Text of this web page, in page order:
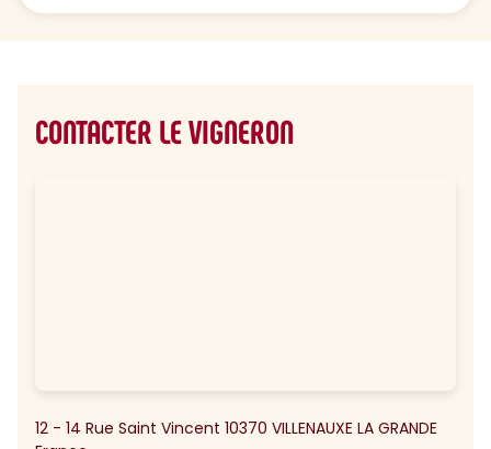
CONTACTER LE VIGNERON
12 - 14 Rue Saint Vincent 10370 VILLENAUXE LA GRANDE